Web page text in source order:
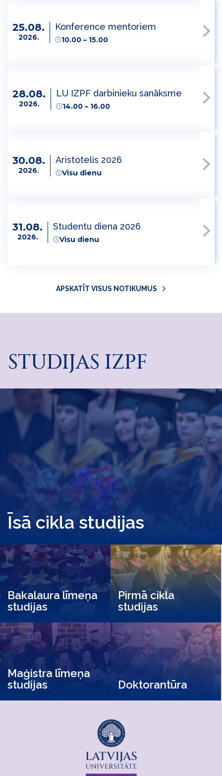
25.08.
2026.
Konference mentoriem
10.00 – 15.00
28.08.
2026.
LU IZPF darbinieku sanāksme
14.00 – 16.00
30.08.
2026.
Aristotelis 2026
Visu dienu
31.08.
2026.
Studentu diena 2026
Visu dienu
APSKATĪT VISUS NOTIKUMUS
STUDIJAS IZPF
Īsā cikla studijas
Bakalaura līmeņa
studijas
Pirmā cikla
studijas
Maģistra līmeņa
studijas
Doktorantūra